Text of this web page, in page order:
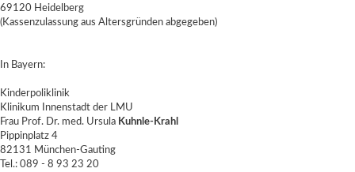
69120 Heidelberg
(Kassenzulassung aus Altersgründen abgegeben)
In Bayern:
Kinderpoliklinik
Klinikum Innenstadt der LMU
Frau Prof. Dr. med. Ursula Kuhnle-Krahl
Pippinplatz 4
82131 München-Gauting
Tel.: 089 - 8 93 23 20